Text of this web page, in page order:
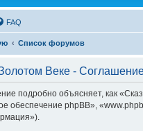
FAQ
Список форумов
Веке -
подробно объясняет, как
обеспечение phpBB»,